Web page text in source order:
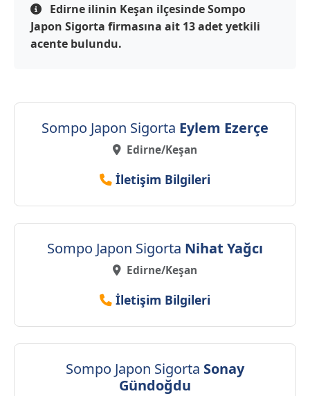
Edirne ilinin Keşan ilçesinde Sompo
Japon Sigorta firmasına ait 13 adet yetkili
acente bulundu.
Sompo Japon Sigorta Eylem Ezerçe
Edirne/Keşan
İletişim Bilgileri
Sompo Japon Sigorta Nihat Yağcı
Edirne/Keşan
İletişim Bilgileri
Sompo Japon Sigorta Sonay
Gündoğdu